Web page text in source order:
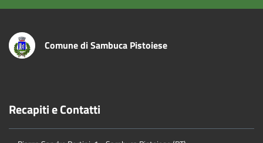
Comune di Sambuca Pistoiese
Recapiti e Contatti